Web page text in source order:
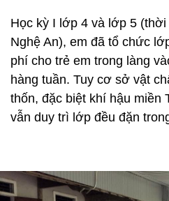
Học kỳ I lớp 4 và lớp 5
Nghệ An), em đã tổ chức
phí cho trẻ em trong làng
hàng tuần. Tuy cơ sở vật
thốn, đặc biệt khí hậu miền
vẫn duy trì lớp đều đặn